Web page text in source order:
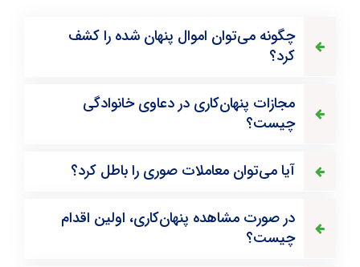
چگونه می‌توان اموال پنهان شده را کشف
کرد؟
مجازات پنهان‌کاری در دعاوی خانوادگی
چیست؟
آیا می‌توان معاملات صوری را باطل کرد؟
در صورت مشاهده پنهان‌کاری، اولین اقدام
چیست؟